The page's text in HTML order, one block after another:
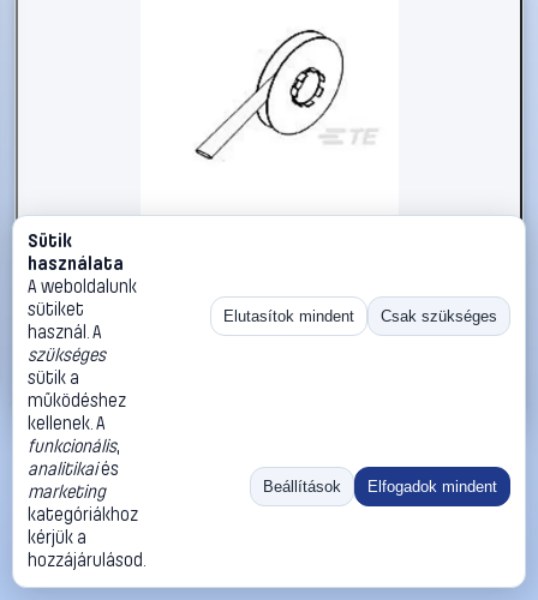
#2432993
TE Connectivity 385630-000 50 db
TE Connectivity Zsugorcső (darabolt)
613 990 Ft
Kosárba
«
Méret:
Rendezés:
©2026
ThermoScope
Cégbemutató
Sütik
használata
A weboldalunk
sütiket
használ. A
szükséges
sütik a
működéshez
kellenek. A
funkcionális,
analitikaiés
marketing
kategóriákhoz
kérjük a
hozzájárulásod.
Elutasítok mindent Csak szükséges
Beállítások Elfogadok mindent